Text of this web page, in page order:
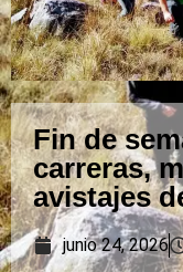
Fin de
carreras,
avistajes
junio 24, 2026